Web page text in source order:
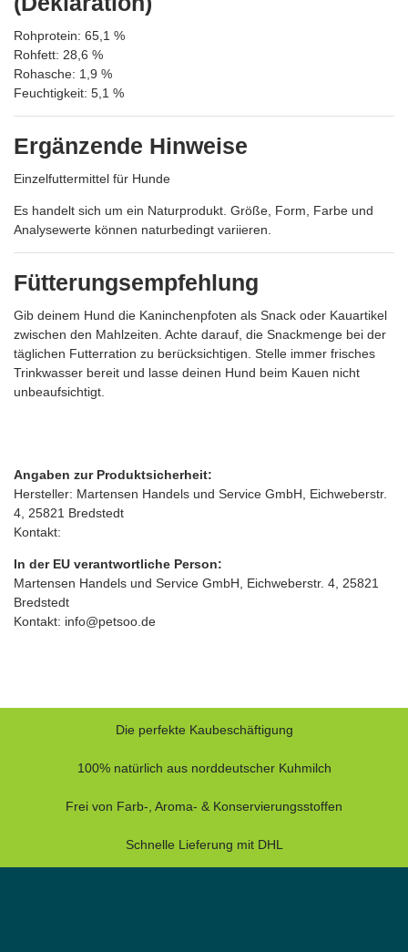
Rohprotein: 65,1 %
Rohfett: 28,6 %
Rohasche: 1,9 %
Feuchtigkeit: 5,1 %
Ergänzende Hinweise
Einzelfuttermittel für Hunde
Es handelt sich um ein Naturprodukt. Größe, Form, Farbe und
Analysewerte können naturbedingt variieren.
Fütterungsempfehlung
Gib deinem Hund die Kaninchenpfoten als Snack oder Kauartikel
zwischen den Mahlzeiten. Achte darauf, die Snackmenge bei der
täglichen Futterration zu berücksichtigen. Stelle immer frisches
Trinkwasser bereit und lasse deinen Hund beim Kauen nicht
unbeaufsichtigt.
Angaben zur Produktsicherheit:
Hersteller: Martensen Handels und Service GmbH, Eichweberstr.
4, 25821 Bredstedt
Kontakt:
In der EU verantwortliche Person:
Martensen Handels und Service GmbH, Eichweberstr. 4, 25821
Bredstedt
Kontakt: info@petsoo.de
Die perfekte Kaubeschäftigung
100% natürlich aus norddeutscher Kuhmilch
Frei von Farb-, Aroma- & Konservierungsstoffen
Schnelle Lieferung mit DHL